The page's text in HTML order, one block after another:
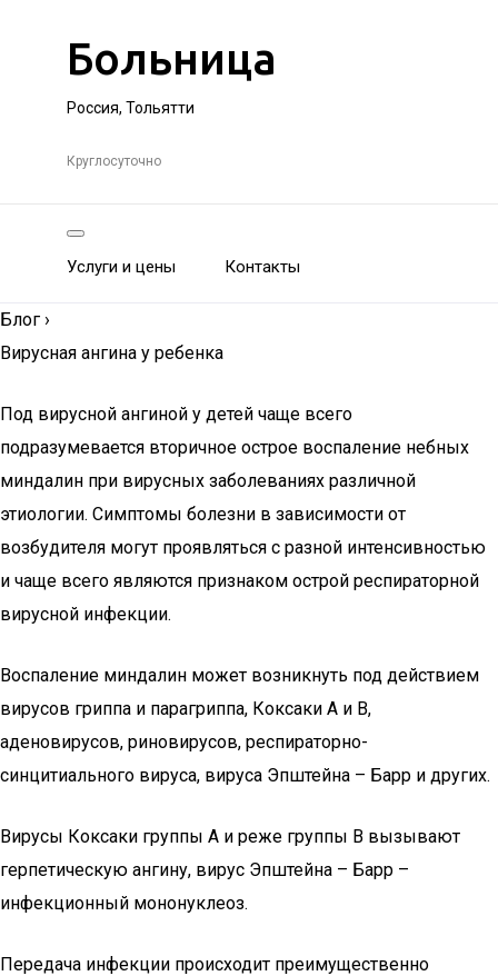
Больница
Россия, Тольятти
Круглосуточно
Услуги и цены Контакты
Блог ›
Вирусная ангина у ребенка
Под вирусной ангиной у детей чаще всего
подразумевается вторичное острое воспаление небных
миндалин при вирусных заболеваниях различной
этиологии. Симптомы болезни в зависимости от
возбудителя могут проявляться с разной интенсивностью
и чаще всего являются признаком острой респираторной
вирусной инфекции.
Воспаление миндалин может возникнуть под действием
вирусов гриппа и парагриппа, Коксаки А и В,
аденовирусов, риновирусов, респираторно-
синцитиального вируса, вируса Эпштейна – Барр и других.
Вирусы Коксаки группы А и реже группы В вызывают
герпетическую ангину, вирус Эпштейна – Барр –
инфекционный мононуклеоз.
Передача инфекции происходит преимущественно